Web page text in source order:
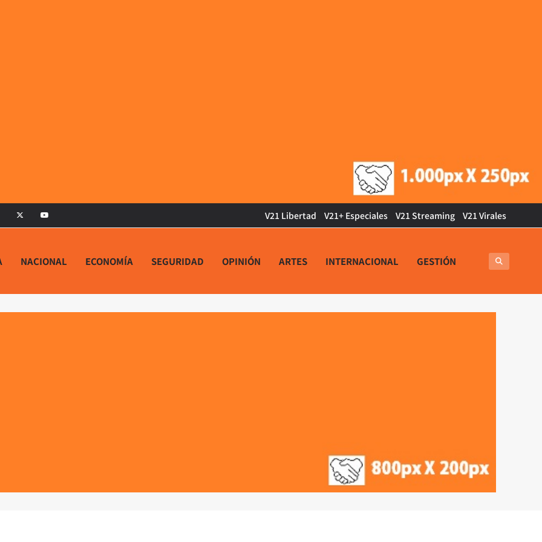
V21 Libertad V21+ Especiales V21 Streaming V21 Virales
NACIONAL ECONOMÍA SEGURIDAD OPINIÓN ARTES INTERNACIONAL GESTIÓN